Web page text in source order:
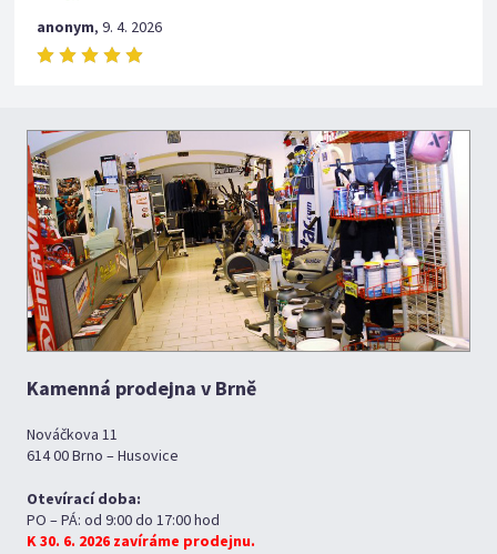
anonym,9. 4. 2026
Kamenná prodejna v Brně
Nováčkova 11
614 00 Brno – Husovice
Otevírací doba:
PO – PÁ: od 9:00 do 17:00 hod
K 30. 6. 2026 zavíráme prodejnu.